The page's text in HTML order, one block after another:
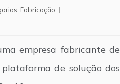
Fabricação
empresa fabricante de
de solução dos